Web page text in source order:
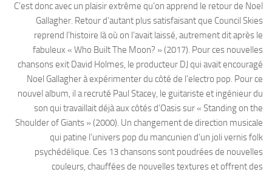
C’est donc avec un plaisir extrême qu’on apprend le retour de Noel
Gallagher. Retour d’autant plus satisfaisant que Council Skies
reprend l’histoire là où on l’avait laissé, autrement dit après le
fabuleux « Who Built The Moon? » (2017). Pour ces nouvelles
chansons exit David Holmes, le producteur DJ qui avait encouragé
Noel Gallagher à expérimenter du côté de l’electro pop. Pour ce
nouvel album, il a recruté Paul Stacey, le guitariste et ingénieur du
son qui travaillait déjà aux côtés d’Oasis sur « Standing on the
Shoulder of Giants » (2000). Un changement de direction musicale
qui patine l’univers pop du mancunien d’un joli vernis folk
psychédélique. Ces 13 chansons sont poudrées de nouvelles
couleurs, chauffées de nouvelles textures et offrent des